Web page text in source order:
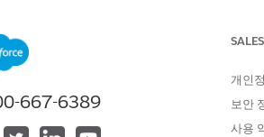
To map the image name to
Open your object that
667-6389
개인
보안
사용